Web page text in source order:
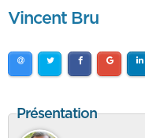
Vincent Bru
Présentation